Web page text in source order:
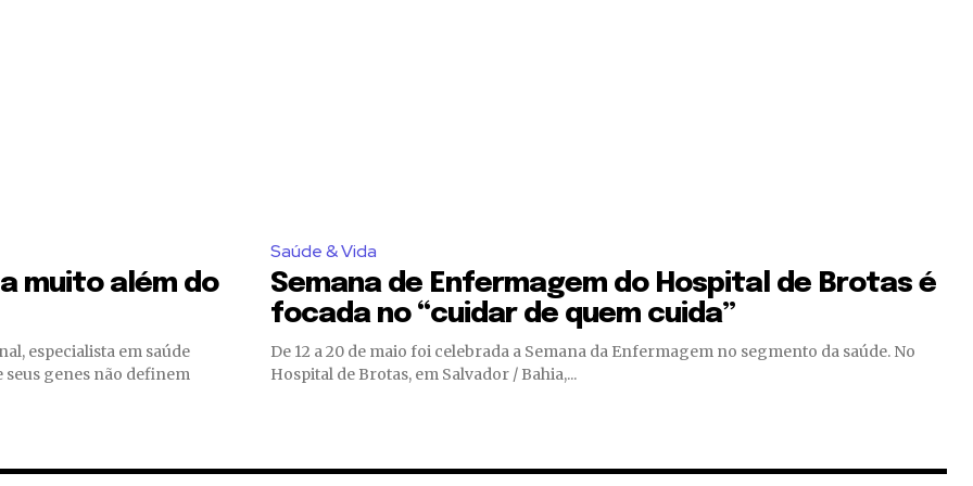
muito além do
especialista em saúde
Saúde & Vida
Semana de Enfermagem do Hospital de Brotas é
focada no “cuidar de quem cuida”
De 12 a 20 de maio foi celebrada a Semana da Enfermagem no segmento da saúde. No
Hospital de Brotas, em Salvador / Bahia,...